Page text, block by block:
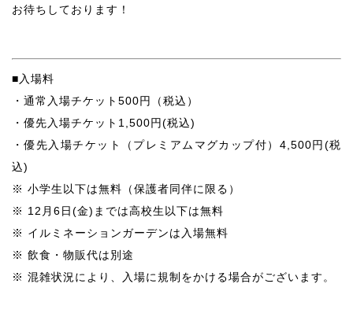
お待ちしております！
■入場料
・通常入場チケット500円（税込）
・優先入場チケット1,500円(税込)
・優先入場チケット（プレミアムマグカップ付）4,500円(税
込)
※ 小学生以下は無料（保護者同伴に限る）
※ 12月6日(金)までは高校生以下は無料
※ イルミネーションガーデンは入場無料
※ 飲食・物販代は別途
※ 混雑状況により、入場に規制をかける場合がございます。